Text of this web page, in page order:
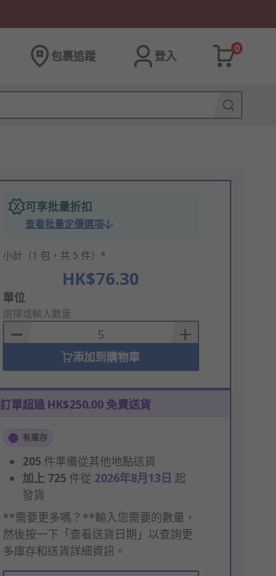
包裹追蹤 登入
0
可享批量折扣
查看批量定價選項
小計（1 包，共 5 件）*
HK$76.30
Add
to
Basket
單位
選擇或輸入數量
添加到購物車
訂單超過 HK$250.00 免費送貨
有庫存
205 件準備從其他地點送貨
加上 725 件從 2026年8月13日 起
發貨
**需要更多嗎？**輸入您需要的數量，
然後按一下「查看送貨日期」以查詢更
多庫存和送貨詳細資訊。